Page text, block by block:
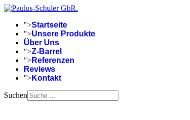
">Startseite
">Unsere Produkte
Über Uns
">Z-Barrel
">Referenzen
Reviews
">Kontakt
Suchen